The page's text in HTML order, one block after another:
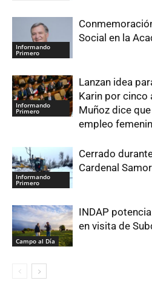
Informando
Primero
Social en la
Informando
Primero
Lanzan idea
Karin por cinco
Muñoz dice
empleo
Informando
Primero
Cerrado
Cardenal
Campo al Día
INDAP
en visita de